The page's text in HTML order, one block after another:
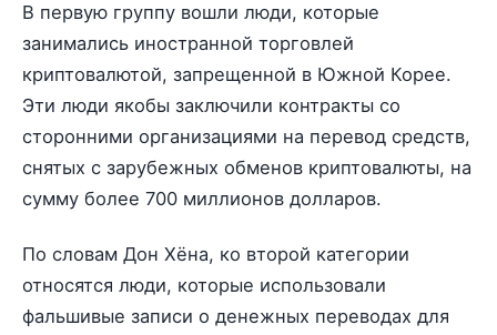
В первую группу вошли люди, которые
занимались иностранной торговлей
криптовалютой, запрещенной в Южной Корее.
Эти люди якобы заключили контракты со
сторонними организациями на перевод средств,
снятых с зарубежных обменов криптовалюты, на
сумму более 700 миллионов долларов.
По словам Дон Хёна, ко второй категории
относятся люди, которые использовали
фальшивые записи о денежных переводах для